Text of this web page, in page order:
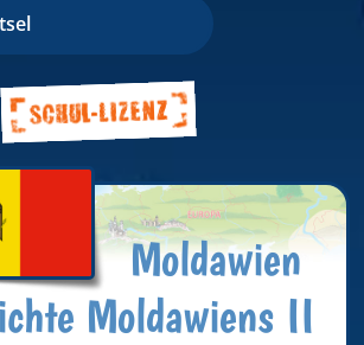
Moldawien
Moldawiens II